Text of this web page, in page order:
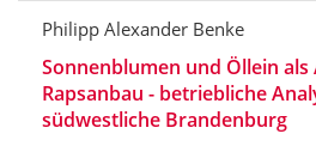
Philipp Alexander Benke
Sonnenblumen und Öllein
Rapsanbau - betriebliche
südwestliche Brandenburg